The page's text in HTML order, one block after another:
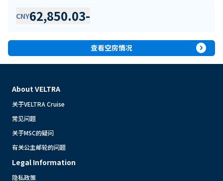
CNY62,850.03-
查看空房情况 expand_circle_right
About VELTRA
关于VELTRA Cruise
常见问题
关于MSC的疑问
有关公主邮轮的问题
Legal Information
隐私政策